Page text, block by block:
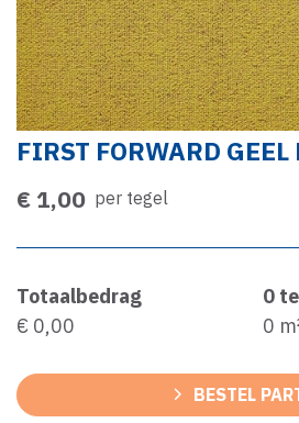
FIRST FORWARD GEEL
€ 1,00 per tegel
Totaalbedrag
€ 0,00
0
0
BESTEL